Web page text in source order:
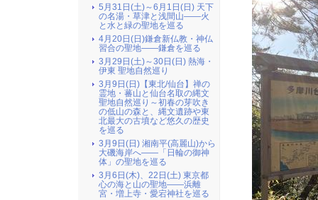
5月31日(土)～6月1日(日) 天下
の名湯・草津と浅間山――火
と水と緑の聖地を巡る
4月20日(日)鎌倉新仏教・神仏
習合の聖地――鎌倉を巡る
3月29日(土)～30日(日) 熱海・
伊東 聖地自然巡り
3月9日(日)【東北/仙台】禅の
霊地・蕃山と仙台名取の縄文
聖地自然巡り～初春の芽吹き
の低山の森と、縄文遺跡や東
北最大の古墳など悠久の歴史
を巡る
3月9日(日) 湘南平(高麗山)から
大磯海岸へ――「日輪の御神
体」の聖地を巡る
3月6日(木)、22日(土) 東京都
心の海と山の聖地――浜離
宮・増上寺・愛宕神社を巡る